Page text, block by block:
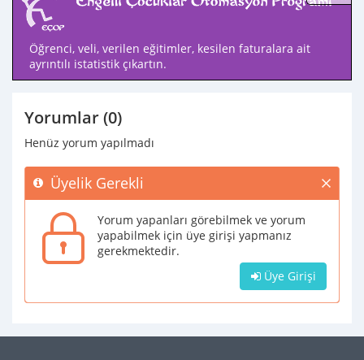
Öğrenci, veli, verilen eğitimler, kesilen faturalara ait
ayrıntılı istatistik çıkartın.
Yorumlar (0)
Henüz yorum yapılmadı
Üyelik Gerekli
Yorum yapanları görebilmek ve yorum
yapabilmek için üye girişi yapmanız
gerekmektedir.
Üye Girişi